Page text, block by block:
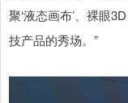
聚‘液态画布’、裸眼
技产品的秀场。”